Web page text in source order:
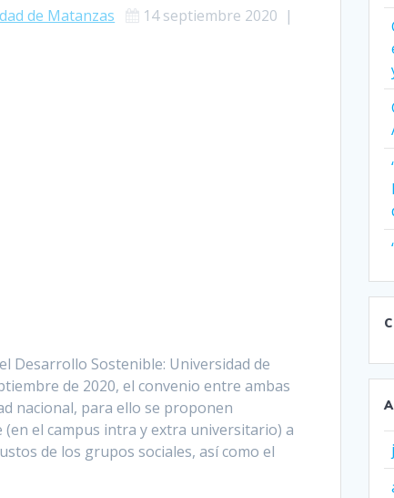
de Matanzas 14 septiembre 2020 |
Desarrollo Sostenible: Universidad de
de 2020, el convenio entre ambas
nacional, para ello se proponen
el campus intra y extra universitario) a
de los grupos sociales, así como el